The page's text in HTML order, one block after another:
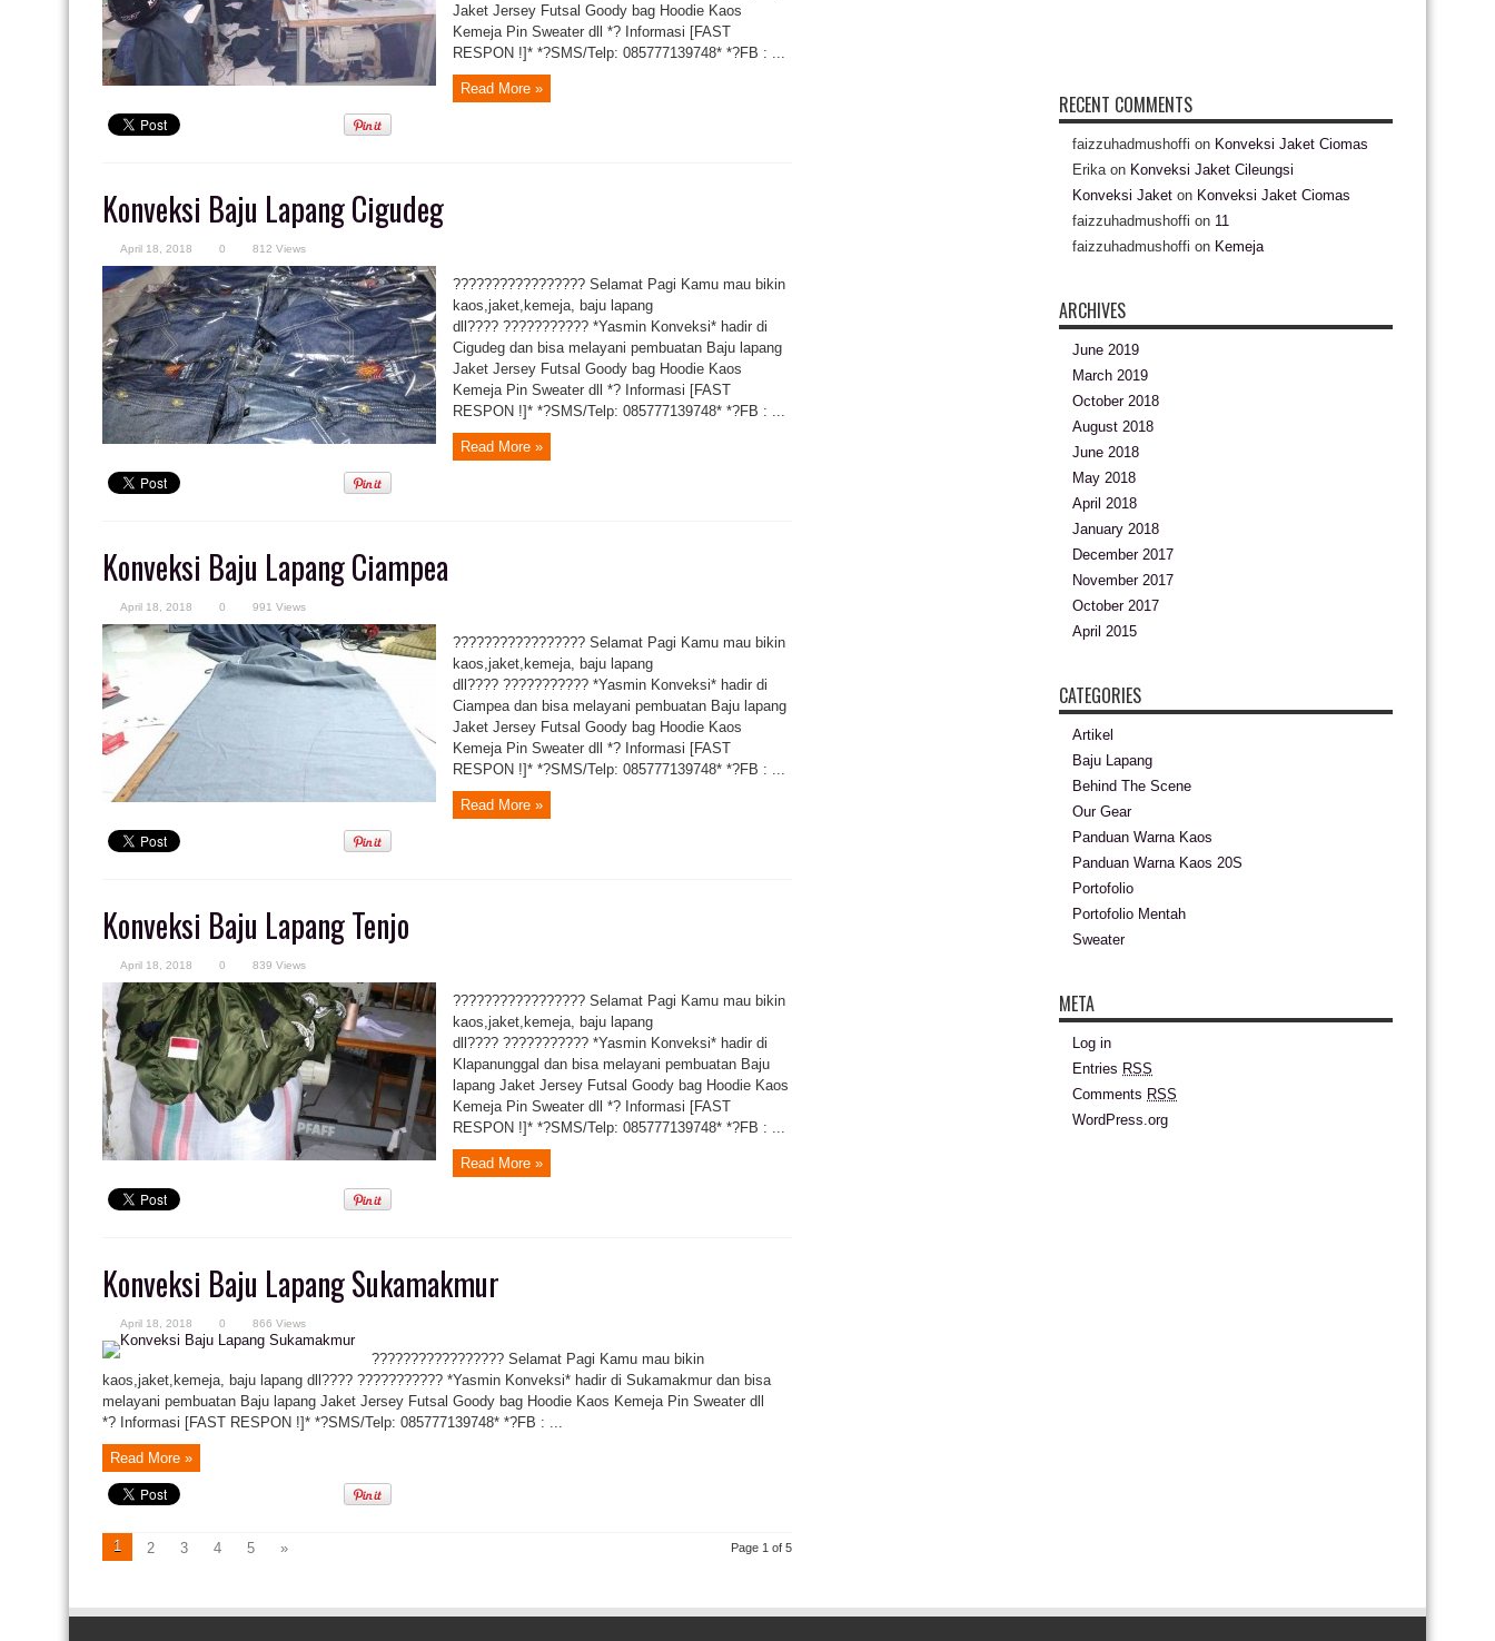
Jaket Jersey Futsal Goody bag Hoodie Kaos
Kemeja Pin Sweater dll *? Informasi [FAST
RESPON !]* *?SMS/Telp: 085777139748* *?FB : ...
Read More »
Konveksi Baju Lapang Cigudeg
April 18, 2018 0 812 Views
????????????????? Selamat Pagi Kamu mau bikin
kaos,jaket,kemeja, baju lapang
dll???? ??????????? *Yasmin Konveksi* hadir di
Cigudeg dan bisa melayani pembuatan Baju lapang
Jaket Jersey Futsal Goody bag Hoodie Kaos
Kemeja Pin Sweater dll *? Informasi [FAST
RESPON !]* *?SMS/Telp: 085777139748* *?FB : ...
Read More »
Konveksi Baju Lapang Ciampea
April 18, 2018 0 991 Views
????????????????? Selamat Pagi Kamu mau bikin
kaos,jaket,kemeja, baju lapang
dll???? ??????????? *Yasmin Konveksi* hadir di
Ciampea dan bisa melayani pembuatan Baju lapang
Jaket Jersey Futsal Goody bag Hoodie Kaos
Kemeja Pin Sweater dll *? Informasi [FAST
RESPON !]* *?SMS/Telp: 085777139748* *?FB : ...
Read More »
Konveksi Baju Lapang Tenjo
April 18, 2018 0 839 Views
????????????????? Selamat Pagi Kamu mau bikin
kaos,jaket,kemeja, baju lapang
dll???? ??????????? *Yasmin Konveksi* hadir di
Klapanunggal dan bisa melayani pembuatan Baju
lapang Jaket Jersey Futsal Goody bag Hoodie Kaos
Kemeja Pin Sweater dll *? Informasi [FAST
RESPON !]* *?SMS/Telp: 085777139748* *?FB : ...
Read More »
Konveksi Baju Lapang Sukamakmur
April 18, 2018 0 866 Views
????????????????? Selamat Pagi Kamu mau bikin
kaos,jaket,kemeja, baju lapang dll???? ??????????? *Yasmin Konveksi* hadir di Sukamakmur dan bisa
melayani pembuatan Baju lapang Jaket Jersey Futsal Goody bag Hoodie Kaos Kemeja Pin Sweater dll
*? Informasi [FAST RESPON !]* *?SMS/Telp: 085777139748* *?FB : ...
Read More »
Page 1 of 5
1 2 3 4 5 »
RECENT COMMENTS
faizzuhadmushoffi on Konveksi Jaket Ciomas
Erikaon Konveksi Jaket Cileungsi
Konveksi Jaket on Konveksi Jaket Ciomas
faizzuhadmushoffi on 11
faizzuhadmushoffi on Kemeja
ARCHIVES
June 2019
March 2019
October 2018
August 2018
June 2018
May 2018
April 2018
January 2018
December 2017
November 2017
October 2017
April 2015
CATEGORIES
Artikel
Baju Lapang
Behind The Scene
Our Gear
Panduan Warna Kaos
Panduan Warna Kaos 20S
Portofolio
Portofolio Mentah
Sweater
META
Log in
Entries RSS
Comments RSS
WordPress.org